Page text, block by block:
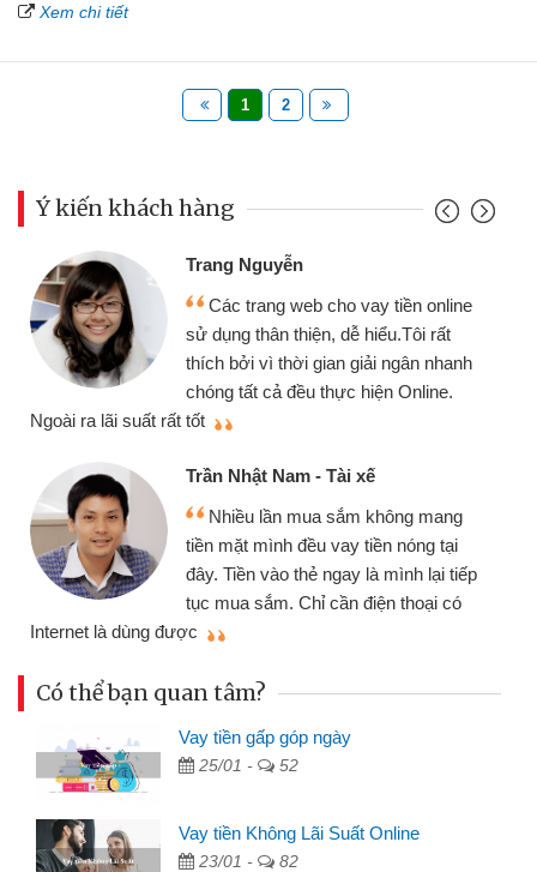
Xem chi tiết
1 2
Ý kiến khách hàng
Đoàn Hữu Cảnh
Mình cần tiền gấp nên định cầm cố
chiếc xe wave nhưng thật may đã có
gói vay tiền bằng CMND online không
cần gặp mặt nên rất tiện lợi, sẽ giới
thiệu cho bạn bè biết
Cấn Văn Lực - Tạp hóa
Tôi kinh doanh buôn bán nhỏ lẻ
nhiều lúc cần vốn nhập hàng, nhờ biết
đến website qua bạn bè giới thiệu tôi
đã giải quyết được công việc của
Có thể bạn quan tâm?
Vay tiền gấp góp ngày
25/01 - 52
Vay tiền Không Lãi Suất Online
23/01 - 82